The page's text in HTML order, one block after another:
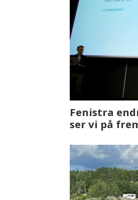
Fenistra
ser vi på